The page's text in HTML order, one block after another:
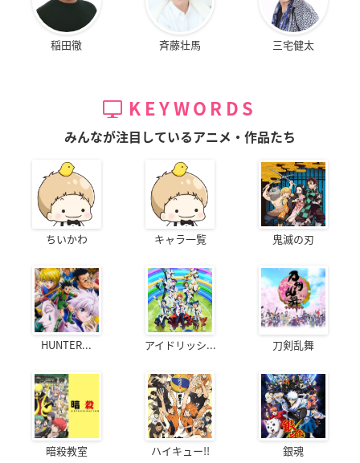
稲田徹 斉藤壮馬 三宅健太
KEYWORDS
みんなが注目しているアニメ・作品たち
ちいかわ キャラ一覧 鬼滅の刃
HUNTER... アイドリッシ... 刀剣乱舞
暗殺教室 ハイキュー!! 銀魂